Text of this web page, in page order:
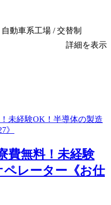
動車系工場 / 交替制
詳細を表示
費無料！未経験
レーター《お仕